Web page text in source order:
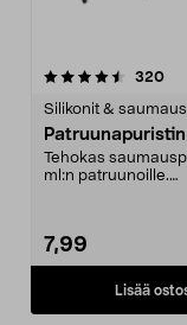
320
Silikonit &
Tehokas
ml:n patruunoille.
7,99
Lisää
3.0viidestä